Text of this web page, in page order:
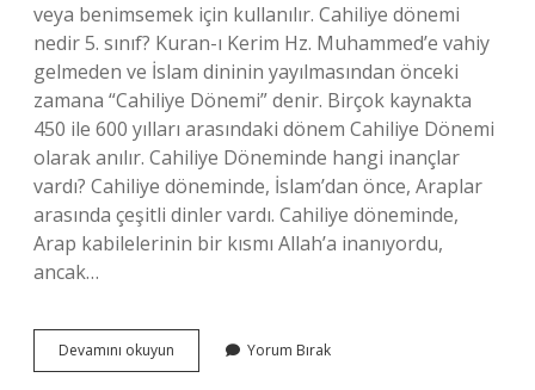
veya benimsemek için kullanılır. Cahiliye dönemi
nedir 5. sınıf? Kuran-ı Kerim Hz. Muhammed’e vahiy
gelmeden ve İslam dininin yayılmasından önceki
zamana “Cahiliye Dönemi” denir. Birçok kaynakta
450 ile 600 yılları arasındaki dönem Cahiliye Dönemi
olarak anılır. Cahiliye Döneminde hangi inançlar
vardı? Cahiliye döneminde, İslam’dan önce, Araplar
arasında çeşitli dinler vardı. Cahiliye döneminde,
Arap kabilelerinin bir kısmı Allah’a inanıyordu,
ancak…
Devamını okuyun
Dönemi
Yorum Bırak